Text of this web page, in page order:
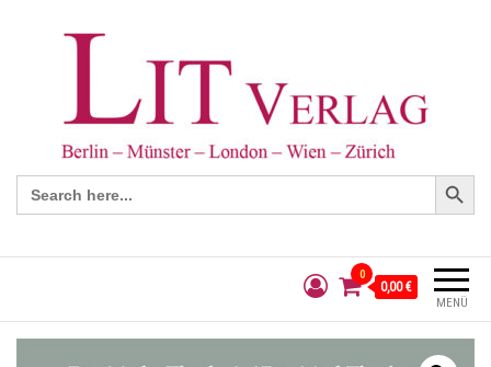
Search
for:
Search Button
MENÜ
0
0,00 €